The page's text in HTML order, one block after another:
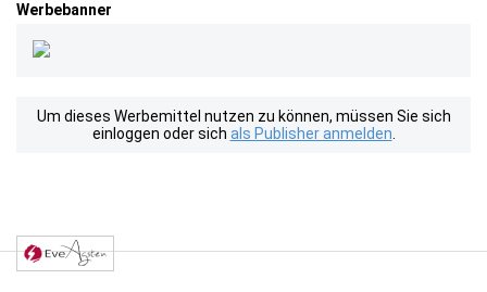
Werbebanner
Um dieses Werbemittel nutzen zu können, müssen Sie sich
einloggen oder sich als Publisher anmelden